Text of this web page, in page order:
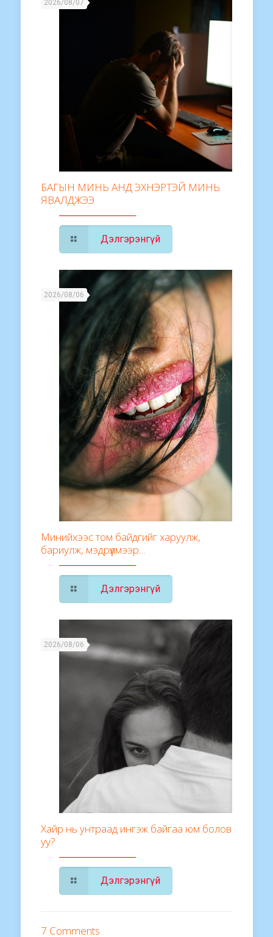
2026/08/07
БАГЫН МИНЬ АНД ЭХНЭРТЭЙ МИНЬ
ЯВАЛДЖЭЭ
Дэлгэрэнгүй
2026/08/06
Минийхээс том байдгийг харуулж,
бариулж, мэдрүүлмээр…
Дэлгэрэнгүй
2026/08/06
Хайр нь унтраад ингэж байгаа юм болов
уу?
Дэлгэрэнгүй
7 Comments